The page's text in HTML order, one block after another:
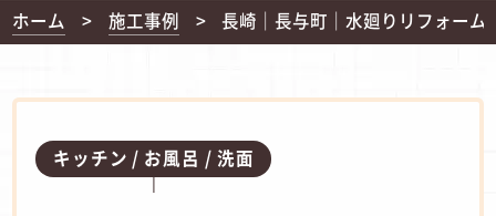
ホーム 施工事例 長崎｜長与町｜水廻りリフォー
キッチン お風呂 洗面